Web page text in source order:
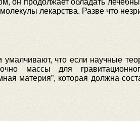
он продолжает обладать
лекарства. Разве что
что если научные
массы для
материя”, которая должна